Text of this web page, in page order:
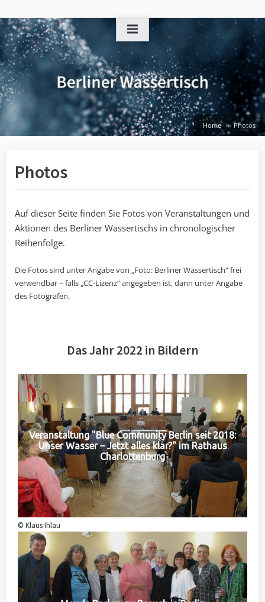
to
content
Home Photos
Photos
Auf dieser Seite finden Sie Fotos von Veranstaltungen und
Aktionen des Berliner Wassertischs in chronologischer
Reihenfolge.
Die Fotos sind unter Angabe von „Foto: Berliner Wassertisch“ frei
verwendbar – falls „CC-Lizenz“ angegeben ist, dann unter Angabe
des Fotografen.
Das Jahr 2022 in Bildern
Veranstaltung "Blue Community Berlin seit 2018:
Unser Wasser – Jetzt alles klar?" im Rathaus
Charlottenburg
© Klaus Ihlau